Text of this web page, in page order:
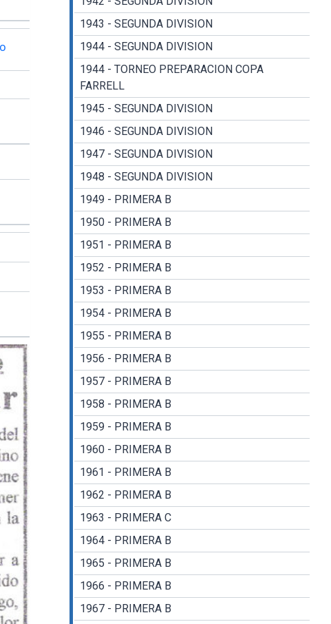
1943 - SEGUNDA DIVISION
1944 - SEGUNDA DIVISION
1944 - TORNEO PREPARACION COPA
FARRELL
1945 - SEGUNDA DIVISION
1946 - SEGUNDA DIVISION
1947 - SEGUNDA DIVISION
1948 - SEGUNDA DIVISION
1949 - PRIMERA B
1950 - PRIMERA B
1951 - PRIMERA B
1952 - PRIMERA B
1953 - PRIMERA B
1954 - PRIMERA B
1955 - PRIMERA B
1956 - PRIMERA B
1957 - PRIMERA B
1958 - PRIMERA B
1959 - PRIMERA B
1960 - PRIMERA B
1961 - PRIMERA B
1962 - PRIMERA B
1963 - PRIMERA C
1964 - PRIMERA B
1965 - PRIMERA B
1966 - PRIMERA B
1967 - PRIMERA B